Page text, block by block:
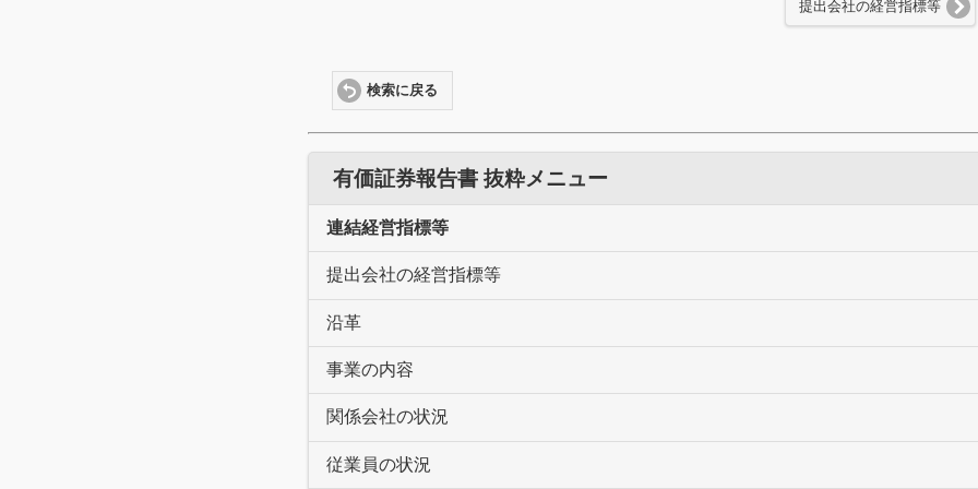
提出会社の経営指標等
検索に戻る
有価証券報告書 抜粋メニュー
連結経営指標等
提出会社の経営指標等
沿革
事業の内容
関係会社の状況
従業員の状況